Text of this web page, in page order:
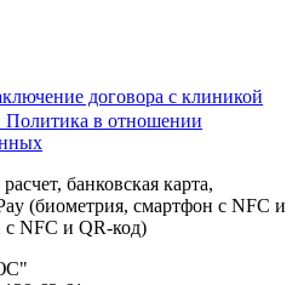
договора с клиникой
Политика в отношении
банковская карта,
(биометрия, смартфон с NFC и
NFC и QR-код)